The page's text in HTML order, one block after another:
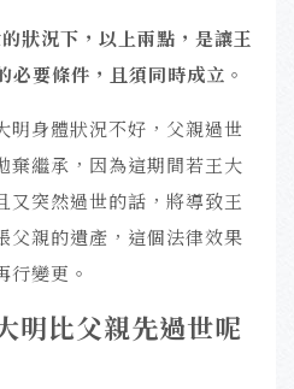
狀況下，以上兩點，是讓王
要條件，且須同時成立。
明身體狀況不好，父親過世
棄繼承，因為這期間若王大
又突然過世的話，將導致王
父親的遺產，這個法律效果
行變更。
明比父親先過世呢